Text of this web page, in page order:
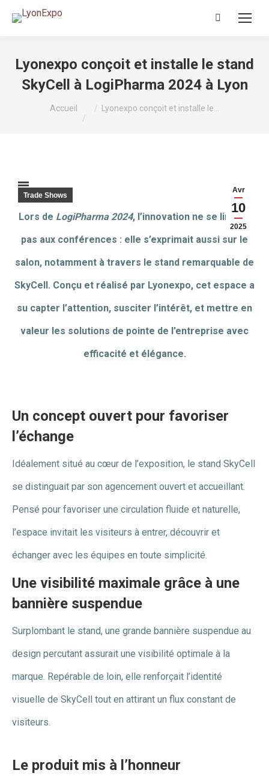
Recherche
Lyonexpo conçoit et installe le stand
SkyCell à LogiPharma 2024 à Lyon
Vous êtes ici :
Accueil Lyonexpo conçoit et installe le…
Avr
10
2025
Trade Shows
Lors de LogiPharma 2024, l’innovation ne se limitait
pas aux conférences : elle s’exprimait aussi sur le
salon, notamment à travers le stand remarquable de
SkyCell. Conçu et réalisé par Lyonexpo, cet espace a
su capter l’attention, susciter l’intérêt, et mettre en
valeur les solutions de pointe de l’entreprise avec
efficacité et élégance.
Un concept ouvert pour favoriser
l’échange
Idéalement situé au cœur de l’exposition, le stand SkyCell
se distinguait par son agencement ouvert et accueillant.
Pensé pour favoriser une circulation fluide et naturelle,
l’espace invitait les visiteurs à entrer, découvrir et
échanger avec les équipes en toute simplicité.
Une visibilité maximale grâce à une
bannière suspendue
Surplombant le stand, une grande bannière suspendue au
design percutant assurait une visibilité optimale à la
marque. Repérable de loin, elle renforçait l’identité
visuelle de SkyCell tout en attirant un flux constant de
visiteurs.
Le produit mis à l’honneur